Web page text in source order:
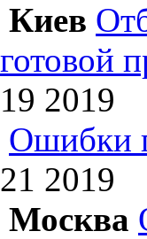
Киев
готовой
19 2019
Ошибки
21 2019
Москва